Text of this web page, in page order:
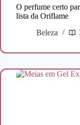
O perfume certo
lista da Oriflame
Beleza